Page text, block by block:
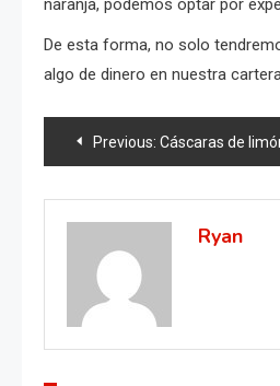
naranja, podemos optar por
De esta forma, no solo
algo de dinero en nuestra
Post
navigation
Previous: Cáscaras de limón, no
Ryan